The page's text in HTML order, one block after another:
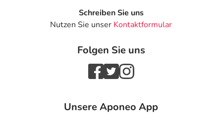
Schreiben Sie uns
Nutzen Sie unser Kontaktformular
Folgen Sie uns
Unsere Aponeo App